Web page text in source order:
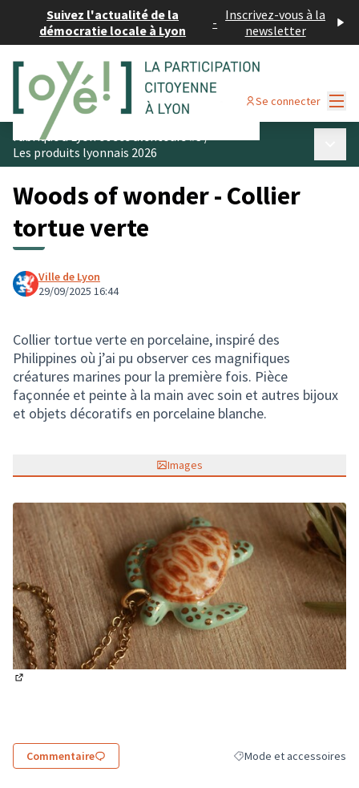
Suivez l'actualité de la
démocratie locale à Lyon
- Inscrivez-vous à la
newsletter
Se connecter
Fabriqué à Lyon et ses alentours #3/
Les produits lyonnais 2026
Woods of wonder - Collier
tortue verte
Ville de Lyon
29/09/2025 16:44
Collier tortue verte en porcelaine, inspiré des
Philippines où j’ai pu observer ces magnifiques
créatures marines pour la première fois. Pièce
façonnée et peinte à la main avec soin et autres bijoux
et objets décoratifs en porcelaine blanche.
Images
Commentaire Filtrer les résultats de la
Mode et accessoires